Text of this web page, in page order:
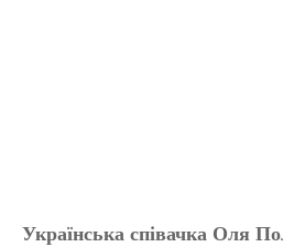
Українська співачка Оля